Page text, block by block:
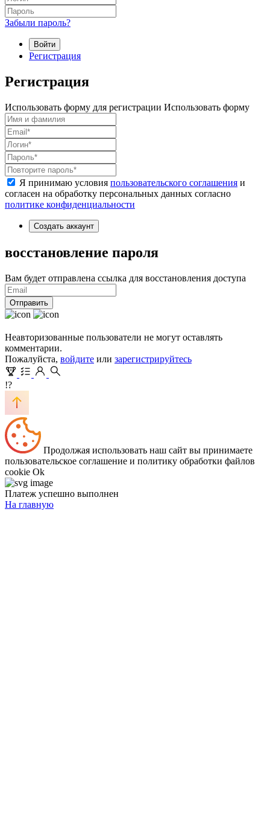
Забыли пароль?
Войти
Регистрация
Регистрация
Использовать форму для регистрации Использовать форму
Я принимаю условия пользовательского соглашения и
согласен на обработку персональных данных согласно
политике конфиденциальности
Создать аккаунт
восстановление пароля
Вам будет отправлена ссылка для восстановления доступа
Отправить
Неавторизованные пользователи не могут оставлять
комментарии.
Пожалуйста, войдите или зарегистрируйтесь
!?
Продолжая использовать наш сайт вы принимаете
пользовательское соглашение и политику обработки файлов
cookie Ok
Платеж успешно выполнен
На главную